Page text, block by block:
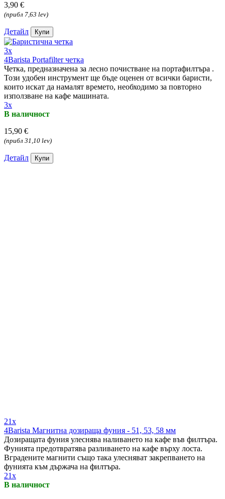
3,90 €
(прибл 7,63 lev)
Детайл Купи
3x
4Barista Portafilter четка
Четка, предназначена за лесно почистване на портафилтъра .
Този удобен инструмент ще бъде оценен от всички баристи,
които искат да намалят времето, необходимо за повторно
използване на кафе машината.
3x
В наличност
15,90 €
(прибл 31,10 lev)
Детайл Купи
21x
4Barista Магнитна дозираща фуния - 51, 53, 58 мм
Дозиращата фуния улеснява наливането на кафе във филтъра.
Фунията предотвратява разливането на кафе върху лоста.
Вградените магнити също така улесняват закрепването на
фунията към държача на филтъра.
21x
В наличност